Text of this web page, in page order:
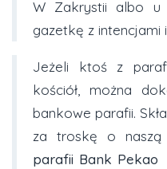
W Zakrystii albo u
gazetkę z intencjami
Jeżeli ktoś z
kościół, można
bankowe parafii.
za troskę o naszą
parafii Bank